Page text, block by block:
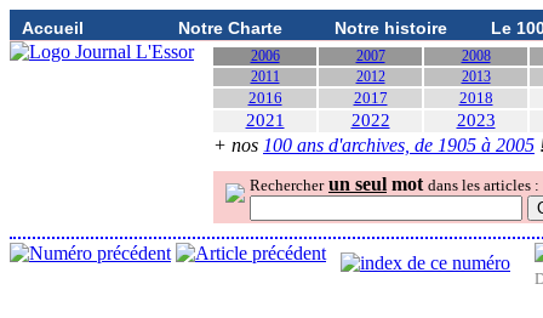
Accueil Notre Charte Notre histoire Le
2006 2007
2008
2011
2012 2013
2016 2017 2018
2021 2022 2023
+ nos 100 ans d'archives, de 1905 à 2005
Rechercher un seul mot dans les articles :